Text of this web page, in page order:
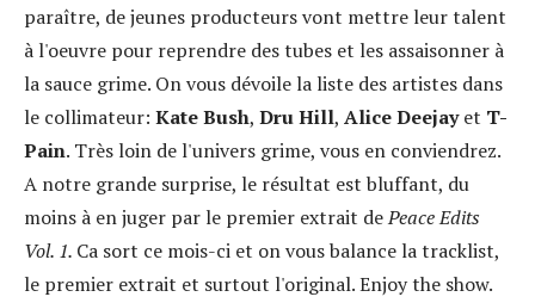
paraître, de jeunes producteurs vont mettre leur talent
à l'oeuvre pour reprendre des tubes et les assaisonner à
la sauce grime. On vous dévoile la liste des artistes dans
le collimateur: Kate Bush, Dru Hill, Alice Deejayet T-
Pain. Très loin de l'univers grime, vous en conviendrez.
A notre grande surprise, le résultat est bluffant, du
moins à en juger par le premier extrait dePeace Edits
Vol. 1. Ca sort ce mois-ci et on vous balance la tracklist,
le premier extrait et surtout l'original. Enjoy the show.